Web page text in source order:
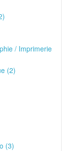
/ Imprimerie
(2)
(3)